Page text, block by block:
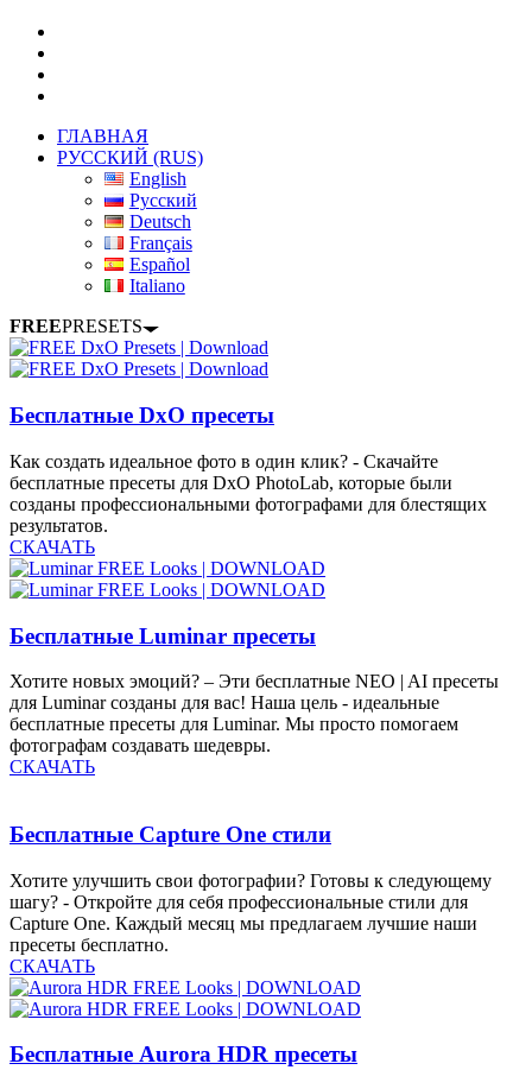
ГЛАВНАЯ
РУССКИЙ (RUS)
English
Русский
Deutsch
Français
Español
Italiano
FREEPRESETS
Бесплатные DxO пресеты
Как создать идеальное фото в один клик? - Скачайте
бесплатные пресеты для DxO PhotoLab, которые были
созданы профессиональными фотографами для блестящих
результатов.
СКАЧАТЬ
Бесплатные Luminar пресеты
Хотите новых эмоций? – Эти бесплатные NEO | AI пресеты
для Luminar созданы для вас! Наша цель - идеальные
бесплатные пресеты для Luminar. Мы просто помогаем
фотографам создавать шедевры.
СКАЧАТЬ
Бесплатные Capture One стили
Хотите улучшить свои фотографии? Готовы к следующему
шагу? - Откройте для себя профессиональные стили для
Capture One. Каждый месяц мы предлагаем лучшие наши
пресеты бесплатно.
СКАЧАТЬ
Бесплатные Aurora HDR пресеты